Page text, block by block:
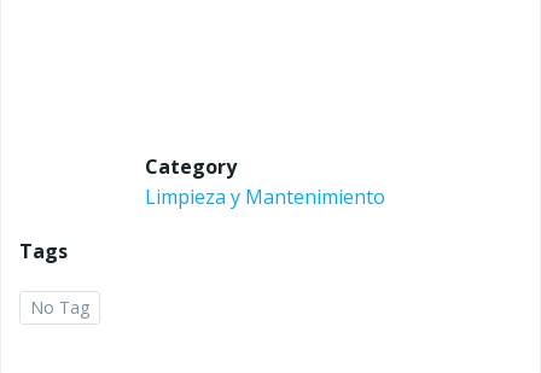
Category
Limpieza y Mantenimiento
Tags
No Tag